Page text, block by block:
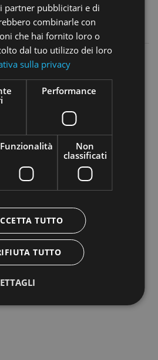
partner pubblicitari e di
combinarle con
che hai fornito loro o
dal tuo utilizzo dei loro
sulla privacy
Performance
Funzionalità
Non
classificati
TUTTO
TUTTO